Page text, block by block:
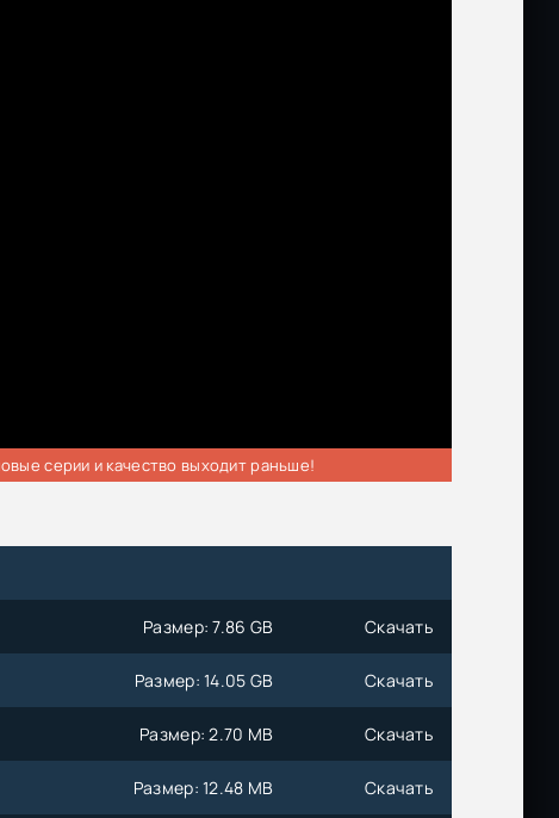
серии и качество выходит раньше!
Размер: 7.86 GB Скачать
Размер: 14.05 GB Скачать
Размер: 2.70 MB Скачать
Размер: 12.48 MB Скачать